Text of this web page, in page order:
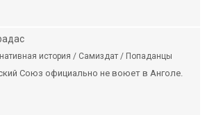
история / Самиздат / Попаданцы
Союз официально не воюет в Анголе.